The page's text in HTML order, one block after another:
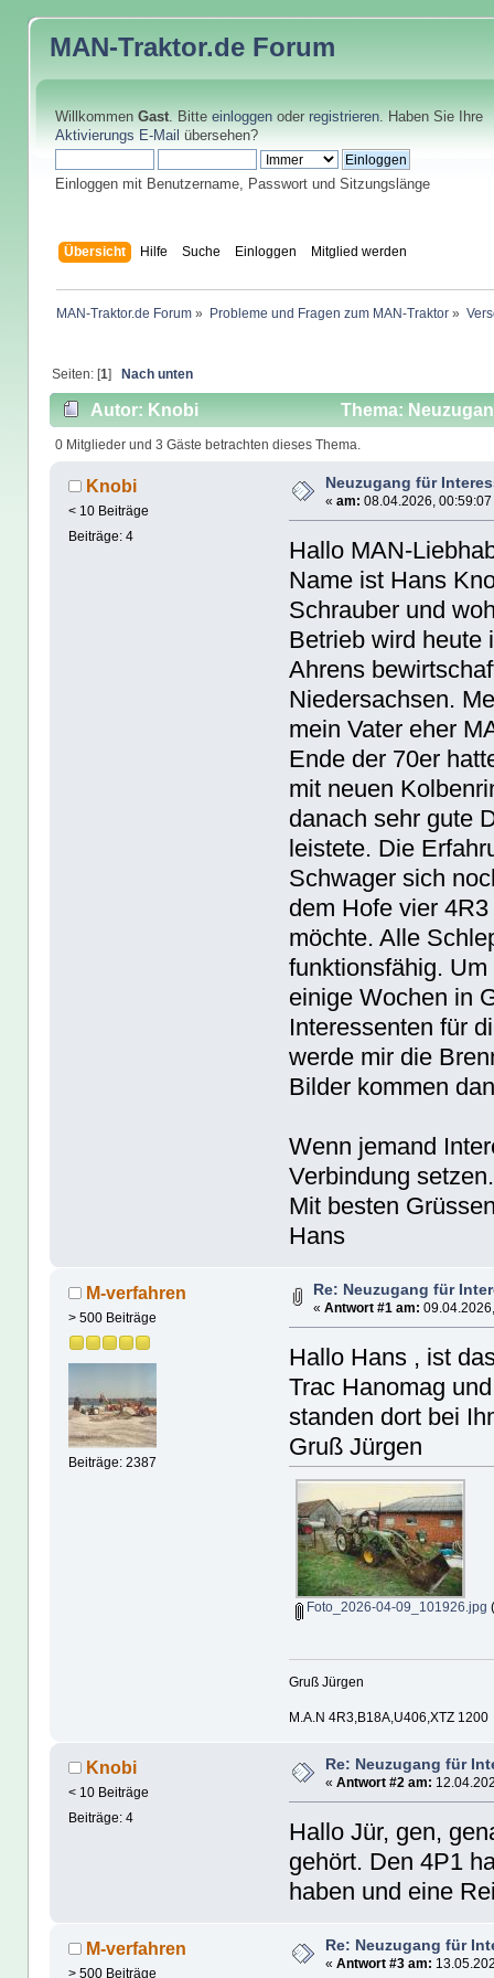
MAN-Traktor.de Forum
Willkommen Gast. Bitte einloggenoder registrieren. Haben Sie Ihre
Aktivierungs E-Mail übersehen?
Einloggen mit Benutzername, Passwort und Sitzungslänge
Übersicht Hilfe Suche Einloggen Mitglied werden
MAN-Traktor.de Forum » Probleme und Fragen zum MAN-Traktor »
Seiten: [1] Nach unten
Autor: Knobi Thema:
0 Mitglieder und 3 Gäste betrachten dieses Thema.
Knobi
< 10 Beiträge
Beiträge: 4
Neuzugang für
« am: 08.04.2026, 00:59:07
Hallo MAN-
Name ist Hans
Schrauber und
Betrieb wird heute
Ahrens
Niedersachsen.
mein Vater eher
Ende der 70er
mit neuen
danach sehr gute
leistete. Die
Schwager sich
dem Hofe vier
möchte. Alle
funktionsfähig.
einige Wochen in
Interessenten für
werde mir die
Bilder kommen
Wenn jemand
Verbindung setzen.
Mit besten
Hans
M-verfahren
> 500 Beiträge
Beiträge: 2387
Re: Neuzugang für
« Antwort #1 am:
Hallo Hans , ist
Trac Hanomag
standen dort bei
Gruß Jürgen
Foto_2026-04-09_101926.jpg
Gruß Jürgen
M.A.N 4R3,B18A,U406,XTZ 1200
Knobi
< 10 Beiträge
Beiträge: 4
Re: Neuzugang für
« Antwort #2 am:
Hallo Jür, gen,
gehört. Den 4P1
haben und eine
M-verfahren
> 500 Beiträge
Re: Neuzugang für
« Antwort #3 am: